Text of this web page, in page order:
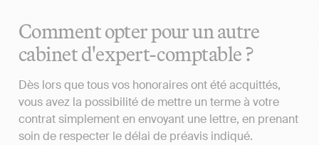
Comment opter pour un autre
cabinet d'expert-comptable ?
Dès lors que tous vos honoraires ont été acquittés,
vous avez la possibilité de mettre un terme à votre
contrat simplement en envoyant une lettre, en prenant
soin de respecter le délai de préavis indiqué.